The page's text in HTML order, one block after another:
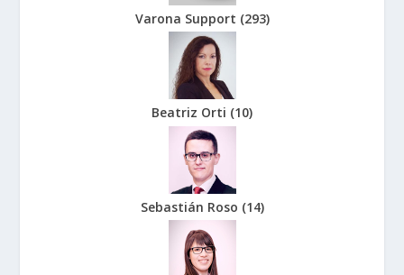
Varona Support (293)
Beatriz Orti (10)
Sebastián Roso (14)